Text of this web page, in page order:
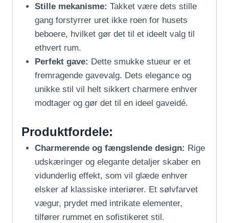
Stille mekanisme: Takket være dets stille
gang forstyrrer uret ikke roen for husets
beboere, hvilket gør det til et ideelt valg til
ethvert rum.
Perfekt gave: Dette smukke stueur er et
fremragende gavevalg. Dets elegance og
unikke stil vil helt sikkert charmere enhver
modtager og gør det til en ideel gaveidé.
Produktfordele:
Charmerende og fængslende design: Rige
udskæringer og elegante detaljer skaber en
vidunderlig effekt, som vil glæde enhver
elsker af klassiske interiører. Et sølvfarvet
vægur, prydet med intrikate elementer,
tilfører rummet en sofistikeret stil.